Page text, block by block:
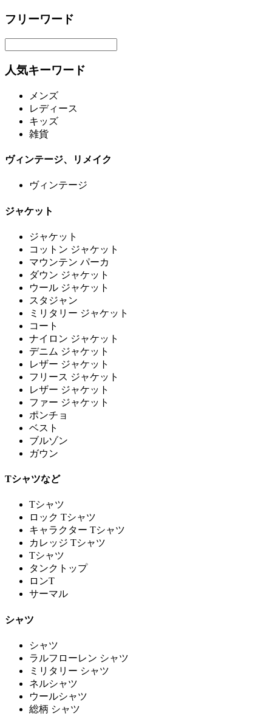
フリーワード
人気キーワード
メンズ
レディース
キッズ
雑貨
ヴィンテージ、リメイク
ヴィンテージ
ジャケット
ジャケット
コットン ジャケット
マウンテン パーカ
ダウン ジャケット
ウール ジャケット
スタジャン
ミリタリー ジャケット
コート
ナイロン ジャケット
デニム ジャケット
レザー ジャケット
フリース ジャケット
レザー ジャケット
ファー ジャケット
ポンチョ
ベスト
ブルゾン
ガウン
Tシャツなど
Tシャツ
ロック Tシャツ
キャラクター Tシャツ
カレッジ Tシャツ
Tシャツ
タンクトップ
ロンT
サーマル
シャツ
シャツ
ラルフローレン シャツ
ミリタリー シャツ
ネルシャツ
ウールシャツ
総柄 シャツ